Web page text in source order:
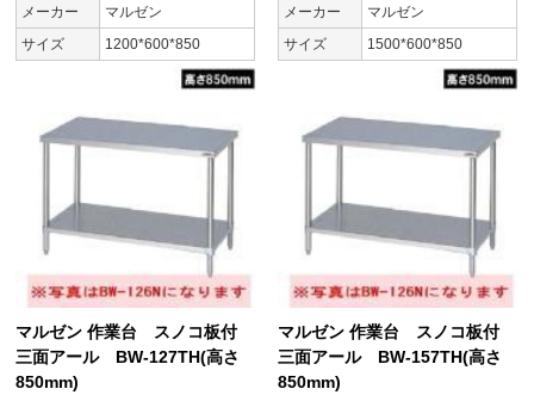
メーカー
マルゼン
サイズ
1200*600*850
メーカー
マルゼン
サイズ
1500*600*850
マルゼン 作業台 スノコ板付
三面アール BW-127TH(高さ
850mm)
マルゼン 作業台 スノコ板付
三面アール BW-157TH(高さ
850mm)